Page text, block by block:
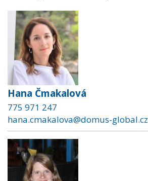
Hana Čmakalová
775 971 247
hana.cmakalova@domus-global.cz